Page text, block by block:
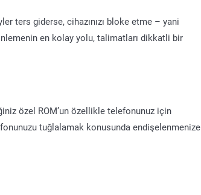
ters giderse, cihazınızı bloke etme – yani
en kolay yolu, talimatları dikkatli bir
özel ROM’un özellikle telefonunuz için
tuğlalamak konusunda endişelenmenize